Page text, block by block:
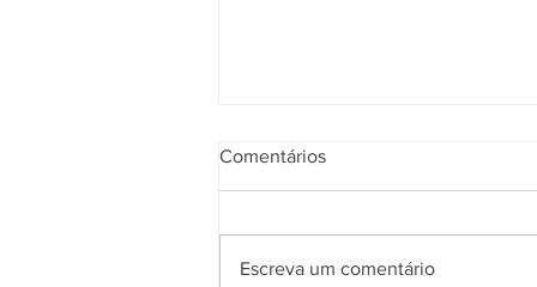
Comentários
Escreva um comentário